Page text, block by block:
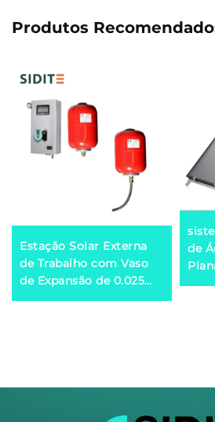
Produtos
Estação Solar Externa
de Trabalho com Vaso
de Expansão de 0.025
Capacidade Térmica
de
de